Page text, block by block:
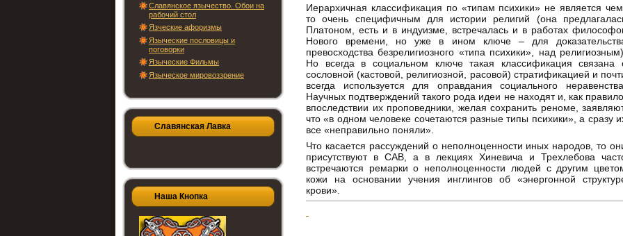
Славянское язычество. Обои на
рабочий стол
Язческие афоризмы
Языческие пословицы и
поговорки
Языческие Фильмы
Языческое мировоззрение
Славянская Лавка
Наша Кнопка
Иерархичная классификация по «типам психики» не является
то очень специфичным для истории религий (она
Платоном, есть и в индуизме, встречалась и в работах
Нового времени, но уже в ином ключе – для
превосходства безрелигиозного «типа психики», над
Но всегда в социальном ключе такая классификация связана
сословной (кастовой, религиозной, расовой) стратификацией и
всегда используется для оправдания социального
Научных подтверждений такого рода идеи не находят и, как
впоследствии их проповедники, желая сохранить реноме,
что «в одном человеке сочетаются разные типы психики», а сразу
все «неправильно поняли».
Что касается рассуждений о неполноценности иных народов, то
присутствуют в САВ, а в лекциях Хиневича и Трехлебова
встречаются ремарки о неполноценности людей с другим
кожи на основании учения инглингов об «энергонной
крови».